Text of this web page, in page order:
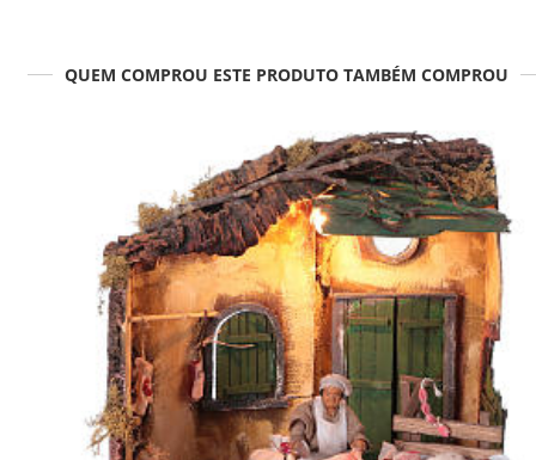
QUEM COMPROU ESTE PRODUTO TAMBÉM COMPROU